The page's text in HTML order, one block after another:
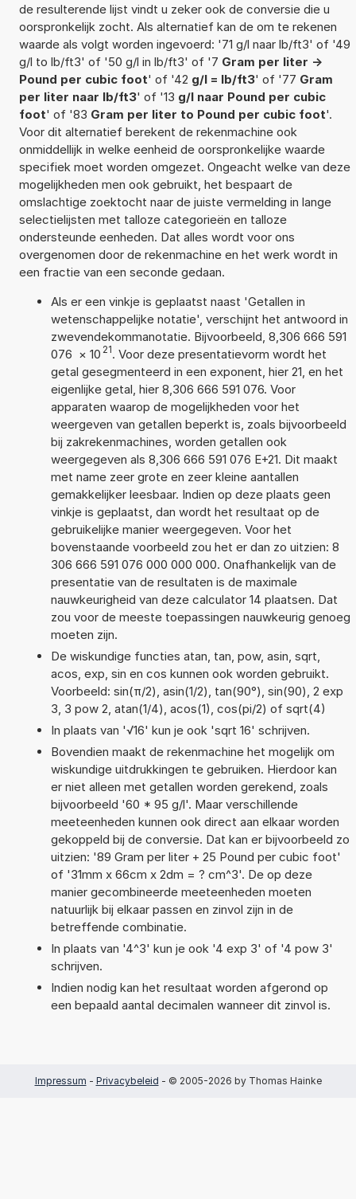
de resulterende lijst vindt u zeker ook de conversie die u
oorspronkelijk zocht. Als alternatief kan de om te rekenen
waarde als volgt worden ingevoerd: '71 g/l naar lb/ft3' of '49
g/l to lb/ft3' of '50 g/l in lb/ft3' of '7 Gram per liter ->
Pound per cubic foot' of '42 g/l = lb/ft3' of '77 Gram
per liter naar lb/ft3' of '13 g/l naar Pound per cubic
foot' of '83 Gram per liter to Pound per cubic foot'.
Voor dit alternatief berekent de rekenmachine ook
onmiddellijk in welke eenheid de oorspronkelijke waarde
specifiek moet worden omgezet. Ongeacht welke van deze
mogelijkheden men ook gebruikt, het bespaart de
omslachtige zoektocht naar de juiste vermelding in lange
selectielijsten met talloze categorieën en talloze
ondersteunde eenheden. Dat alles wordt voor ons
overgenomen door de rekenmachine en het werk wordt in
een fractie van een seconde gedaan.
Als er een vinkje is geplaatst naast 'Getallen in
wetenschappelijke notatie', verschijnt het antwoord in
zwevendekommanotatie. Bijvoorbeeld, 8,306 666 591
076 × 10 21. Voor deze presentatievorm wordt het
getal gesegmenteerd in een exponent, hier 21, en het
eigenlijke getal, hier 8,306 666 591 076. Voor
apparaten waarop de mogelijkheden voor het
weergeven van getallen beperkt is, zoals bijvoorbeeld
bij zakrekenmachines, worden getallen ook
weergegeven als 8,306 666 591 076 E+21. Dit maakt
met name zeer grote en zeer kleine aantallen
gemakkelijker leesbaar. Indien op deze plaats geen
vinkje is geplaatst, dan wordt het resultaat op de
gebruikelijke manier weergegeven. Voor het
bovenstaande voorbeeld zou het er dan zo uitzien: 8
306 666 591 076 000 000 000. Onafhankelijk van de
presentatie van de resultaten is de maximale
nauwkeurigheid van deze calculator 14 plaatsen. Dat
zou voor de meeste toepassingen nauwkeurig genoeg
moeten zijn.
De wiskundige functies atan, tan, pow, asin, sqrt,
acos, exp, sin en cos kunnen ook worden gebruikt.
Voorbeeld: sin(π/2), asin(1/2), tan(90°), sin(90), 2 exp
3, 3 pow 2, atan(1/4), acos(1), cos(pi/2) of sqrt(4)
In plaats van '√16' kun je ook 'sqrt 16' schrijven.
Bovendien maakt de rekenmachine het mogelijk om
wiskundige uitdrukkingen te gebruiken. Hierdoor kan
er niet alleen met getallen worden gerekend, zoals
bijvoorbeeld '60 * 95 g/l'. Maar verschillende
meeteenheden kunnen ook direct aan elkaar worden
gekoppeld bij de conversie. Dat kan er bijvoorbeeld zo
uitzien: '89 Gram per liter + 25 Pound per cubic foot'
of '31mm x 66cm x 2dm = ? cm^3'. De op deze
manier gecombineerde meeteenheden moeten
natuurlijk bij elkaar passen en zinvol zijn in de
betreffende combinatie.
In plaats van '4^3' kun je ook '4 exp 3' of '4 pow 3'
schrijven.
Indien nodig kan het resultaat worden afgerond op
een bepaald aantal decimalen wanneer dit zinvol is.
Impressum - Privacybeleid - © 2005-2026 by Thomas Hainke